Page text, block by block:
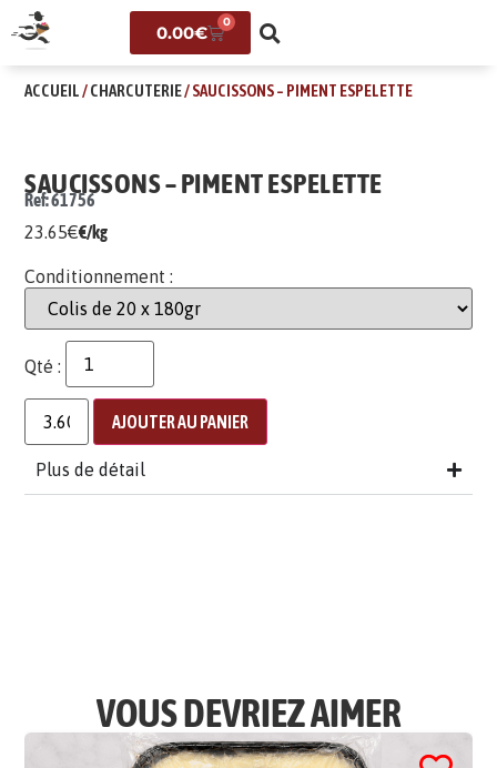
0.00€
0
ACCUEIL/CHARCUTERIE/ SAUCISSONS – PIMENT ESPELETTE
SAUCISSONS – PIMENT ESPELETTE
Ref: 61756
23.65€€/kg
Conditionnement :
Qté :
AJOUTER AU PANIER
Plus de détail
VOUS DEVRIEZ AIMER